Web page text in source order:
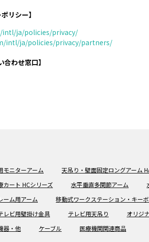
リシー】
ja/policies/privacy/
intl/ja/policies/privacy/partners/
合わせ窓口】
モニターアーム 天吊り・壁面固定ロングアーム
カート HCシリーズ
水平垂直多関節アーム
ーム用アーム
移動式ワークステーション・キー
レビ用壁掛け金具
テレビ用天吊り オリジ
器・他
ケーブル 医療機関関連商品